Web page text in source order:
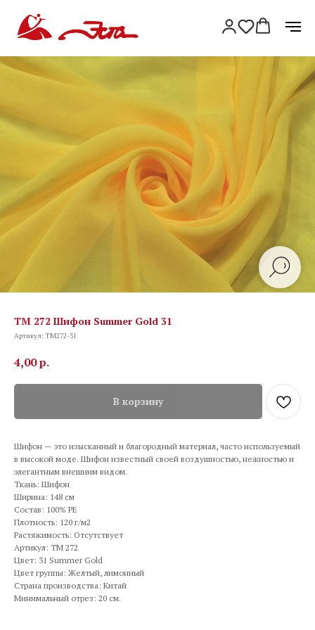
TM 272 Шифон Summer Gold 31
Артикул:TM272-31
4,00р.
В корзину
Шифон — это изысканный и благородный материал, часто используемый
в высокой моде. Шифон известный своей воздушностью, нежностью и
элегантным внешним видом.
Ткань: Шифон
Ширина: 148 см
Состав: 100% PE
Плотность: 120 г/м2
Растяжимость: Отсутствует
Артикул: TM 272
Цвет: 31 Summer Gold
Цвет группы: Желтый, лимонный
Страна производства: Китай
Минимальный отрез: 20 см.